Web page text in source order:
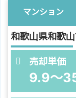
マンション
和歌山県和歌
売却単価
9.9～